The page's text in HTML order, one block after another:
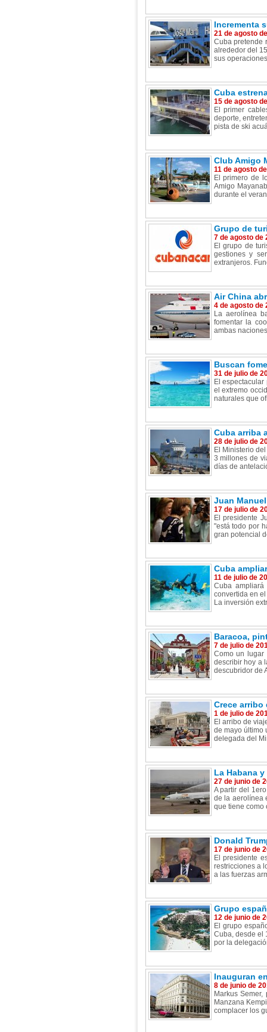
Incrementa
21 de agosto
Cuba pretende
alrededor del
sus
Cuba
15 de agosto
El primer
deporte,
pista de ski
Club Amigo
11 de agosto
El primero de
Amigo
durante el
Grupo de
7 de agosto de
El grupo de
gestiones y
extranjeros.
Air China
4 de agosto de
La aerolínea
fomentar la
ambas
Buscan
31 de julio de
El
el extremo
naturales que
Cuba arriba
28 de julio de
El Ministerio
3 millones de
días de
Juan
17 de julio de
El presidente
"está todo por
gran potencial
Cuba
11 de julio de
Cuba
convertida en
La inversión
Baracoa,
7 de julio de
Como un lugar
describir hoy a
descubridor de
Crece arribo
1 de julio de
El arribo de
de mayo último
delegada del
La Habana
27 de junio de
A partir del
de la aerolínea
que tiene como
Donald
17 de junio de
El presidente
restricciones a
a las fuerzas
Grupo
12 de junio de
El grupo
Cuba, desde el
por la
Inauguran
8 de junio de
Markus
Manzana
complacer los